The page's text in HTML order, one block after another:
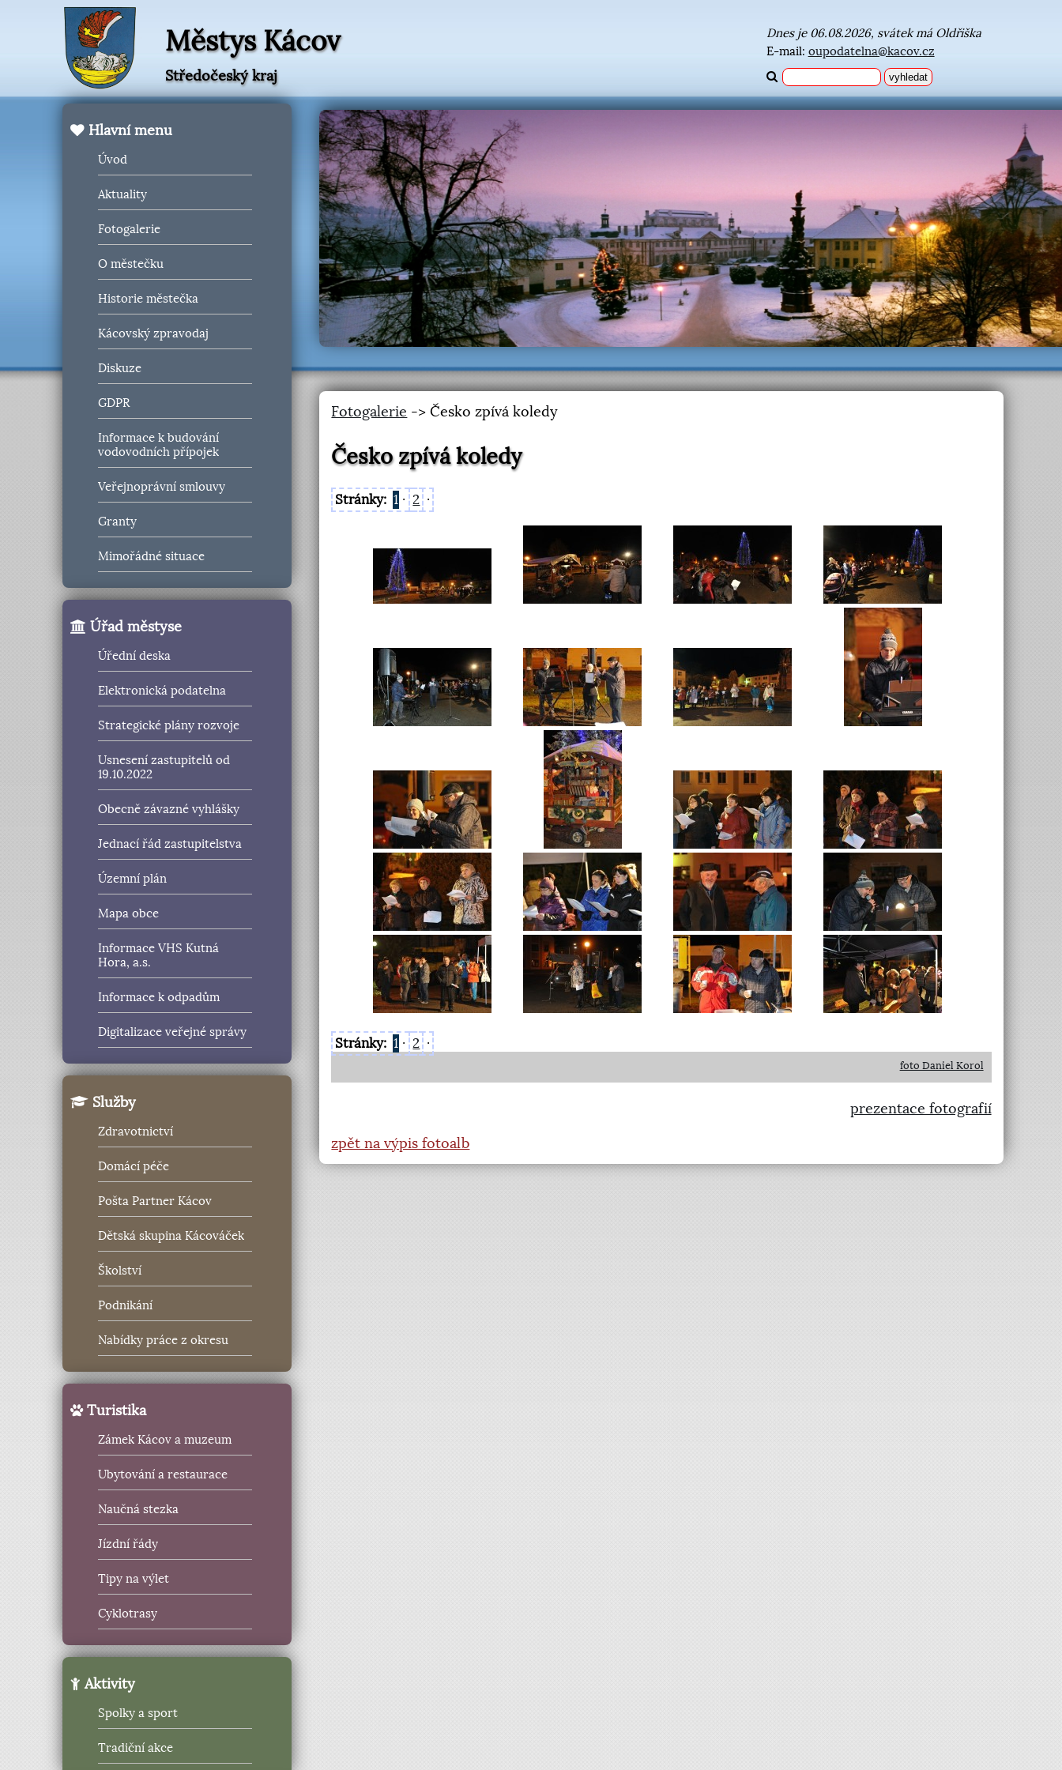
Městys Kácov
Středočeský kraj
Dnes je 06.08.2026, svátek má Oldřiška
E-mail: oupodatelna@kacov.cz
Hlavní menu
Úvod
Aktuality
Fotogalerie
O městečku
Historie městečka
Kácovský zpravodaj
Diskuze
GDPR
Informace k budování
vodovodních přípojek
Veřejnoprávní smlouvy
Granty
Mimořádné situace
Úřad městyse
Úřední deska
Elektronická podatelna
Strategické plány rozvoje
Usnesení zastupitelů od
19.10.2022
Obecně závazné vyhlášky
Jednací řád zastupitelstva
Územní plán
Mapa obce
Informace VHS Kutná
Hora, a.s.
Informace k odpadům
Digitalizace veřejné správy
Služby
Zdravotnictví
Domácí péče
Pošta Partner Kácov
Dětská skupina Kácováček
Školství
Podnikání
Nabídky práce z okresu
Turistika
Zámek Kácov a muzeum
Ubytování a restaurace
Naučná stezka
Jízdní řády
Tipy na výlet
Cyklotrasy
Aktivity
Spolky a sport
Tradiční akce
Fotogalerie -> Česko zpívá koledy
Česko zpívá koledy
Stránky: 1 · 2 ·
Stránky: 1 · 2 ·
foto Daniel Korol
prezentace fotografií
zpět na výpis fotoalb